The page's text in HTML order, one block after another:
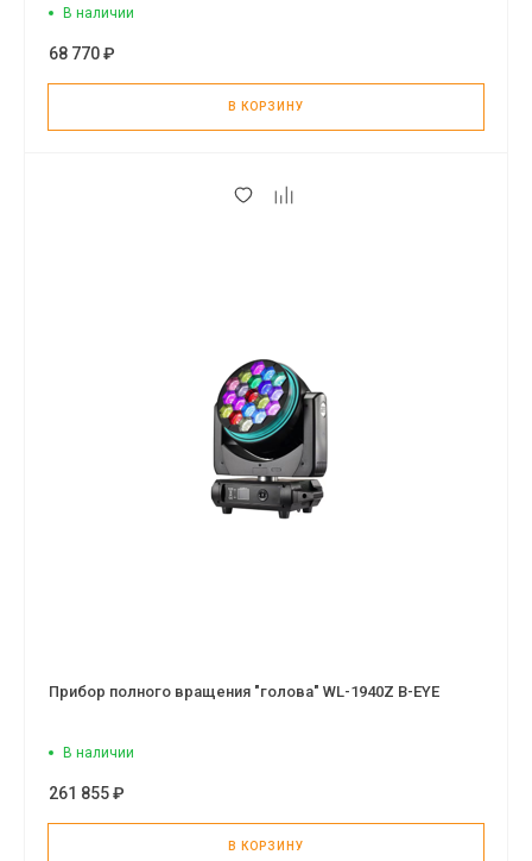
В наличии
68 770 ₽
В КОРЗИНУ
Прибор полного вращения "голова" WL-1940Z B-EYE
В наличии
261 855 ₽
В КОРЗИНУ